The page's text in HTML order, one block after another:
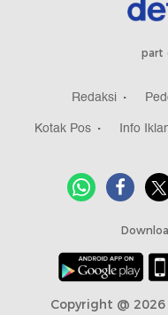
part
Redaksi
Kotak Pos
Info
Copyright @